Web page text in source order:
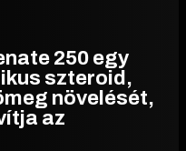
250 egy
szteroid,
növelését,
az